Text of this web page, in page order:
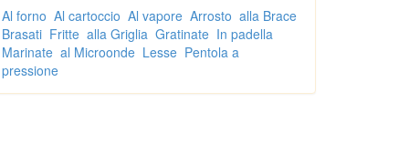
Al forno Al cartoccio Al vapore Arrosto alla Brace
Brasati Fritte alla Griglia Gratinate In padella
Marinate al Microonde Lesse Pentola a
pressione